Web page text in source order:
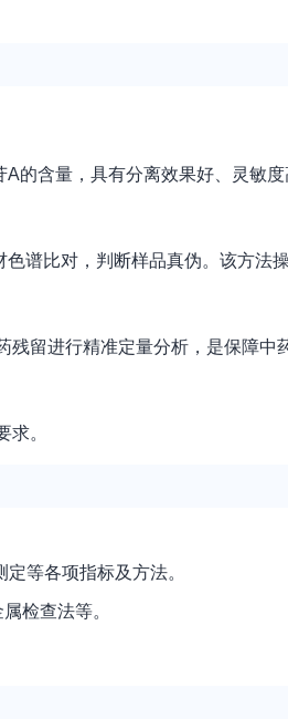
的含量，具有分离效果好、灵敏度
谱比对，判断样品真伪。该方法
留进行精准定量分析，是保障中
。
等各项指标及方法。
检查法等。